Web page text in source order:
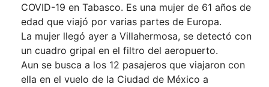
COVID-19 en Tabasco. Es una mujer de 61 años de
edad que viajó por varias partes de Europa.
La mujer llegó ayer a Villahermosa, se detectó con
un cuadro gripal en el filtro del aeropuerto.
Aun se busca a los 12 pasajeros que viajaron con
ella en el vuelo de la Ciudad de México a